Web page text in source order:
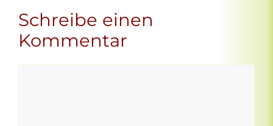
Schreibe einen
Kommentar